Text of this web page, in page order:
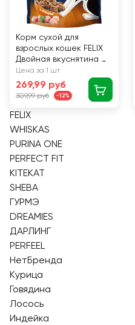
Корм сухой для
взрослых кошек FELIX
Двойная вкуснятина с
птицей, 600г
Цена за 1 шт
269,99 руб
309,99 руб -12%
FELIX
WHISKAS
PURINA ONE
PERFECT FIT
KITEKAT
SHEBA
ГУРМЭ
DREAMIES
ДАРЛИНГ
PERFEEL
НетБренда
Курица
Говядина
Лосось
Индейка